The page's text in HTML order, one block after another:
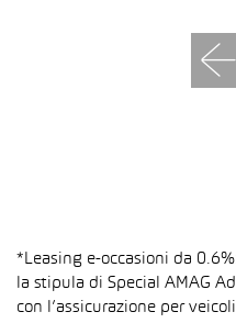
*Leasing e-occasioni da
la stipula di Special AMAG
con l’assicurazione per